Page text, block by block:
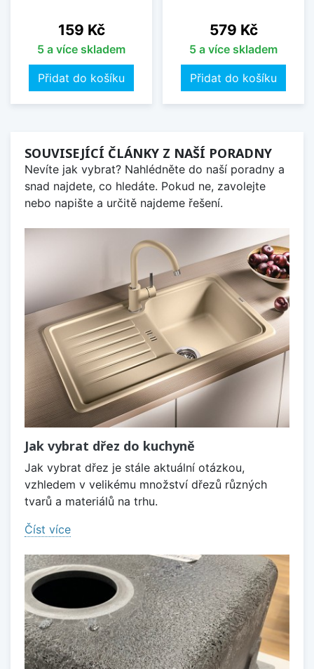
Cena
159 Kč
5 a více skladem
Přidat do košíku
Cena
579 Kč
5 a více skladem
Přidat do košíku
SOUVISEJÍCÍ ČLÁNKY Z NAŠÍ PORADNY
Nevíte jak vybrat? Nahlédněte do naší poradny a
snad najdete, co hledáte. Pokud ne, zavolejte
nebo napište a určitě najdeme řešení.
Jak vybrat dřez do kuchyně
Jak vybrat dřez je stále aktuální otázkou,
vzhledem v velikému množství dřezů různých
tvarů a materiálů na trhu.
Číst více